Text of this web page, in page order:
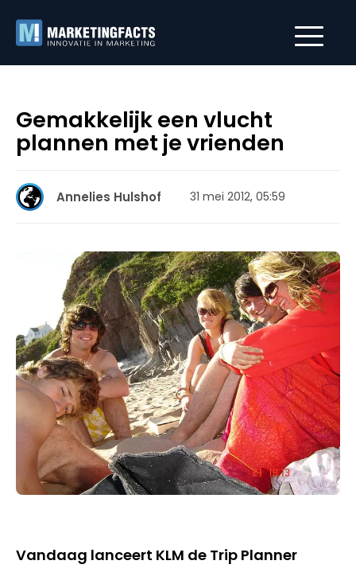
Gemakkelijk een vlucht
plannen met je vrienden
Annelies Hulshof 31 mei 2012, 05:59
Vandaag lanceert KLM de Trip Planner